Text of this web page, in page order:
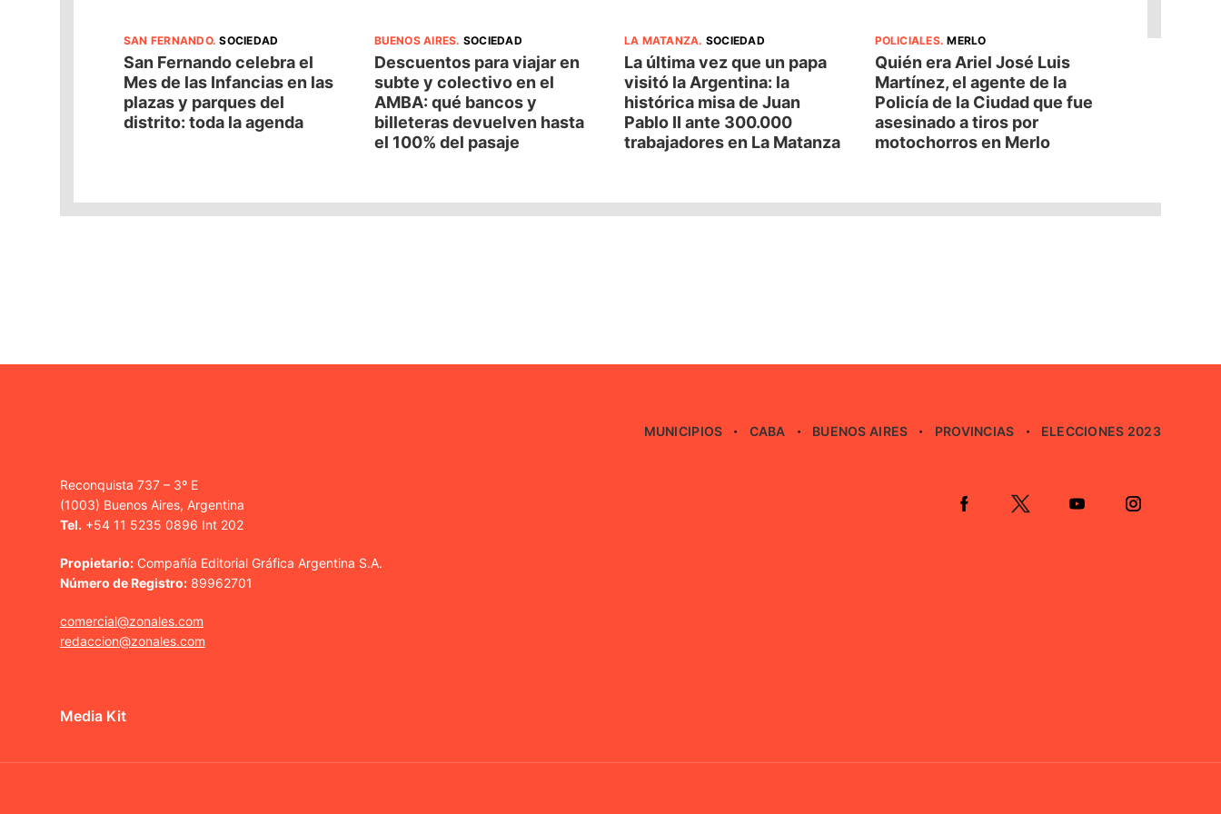
SAN FERNANDO.SOCIEDAD
San Fernando celebra el
Mes de las Infancias en las
plazas y parques del
distrito: toda la agenda
BUENOS AIRES. SOCIEDAD
Descuentos para viajar en
subte y colectivo en el
AMBA: qué bancos y
billeteras devuelven hasta
el 100% del pasaje
LA MATANZA. SOCIEDAD
La última vez que un papa
visitó la Argentina: la
histórica misa de Juan
Pablo II ante 300.000
trabajadores en La Matanza
POLICIALES.MERLO
Quién era Ariel José Luis
Martínez, el agente de la
Policía de la Ciudad que fue
asesinado a tiros por
motochorros en Merlo
MUNICIPIOS CABA BUENOS AIRES PROVINCIAS ELECCIONES 2023
Reconquista 737 – 3º E
(1003) Buenos Aires, Argentina
Tel. +54 11 5235 0896 Int 202
Propietario: Compañía Editorial Gráfica Argentina S.A.
Número de Registro: 89962701
comercial@zonales.com
redaccion@zonales.com
Media Kit